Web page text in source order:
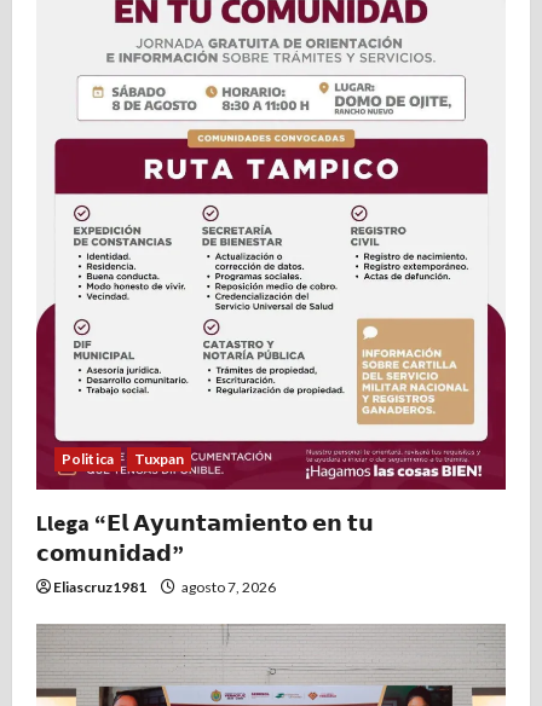
Politica Tuxpan
Llega “𝗘𝗹 𝗔𝘆𝘂𝗻𝘁𝗮𝗺𝗶𝗲𝗻𝘁𝗼 𝗲𝗻 𝘁𝘂
𝗰𝗼𝗺𝘂𝗻𝗶𝗱𝗮𝗱”
Eliascruz1981 agosto 7, 2026